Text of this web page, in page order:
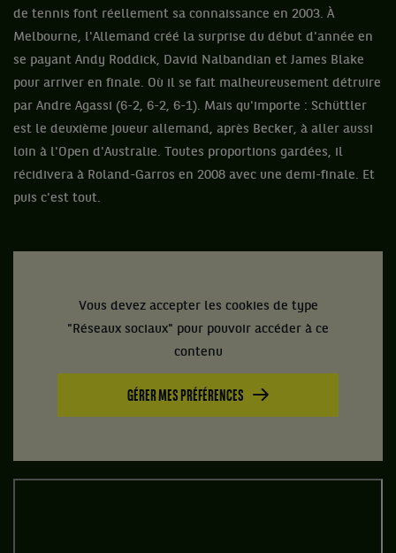
de tennis font réellement sa connaissance en 2003. À
Melbourne, l'Allemand créé la surprise du début d'année en
se payant Andy Roddick, David Nalbandian et James Blake
pour arriver en finale. Où il se fait malheureusement détruire
par Andre Agassi (6-2, 6-2, 6-1). Mais qu'importe : Schüttler
est le deuxième joueur allemand, après Becker, à aller aussi
loin à l'Open d'Australie. Toutes proportions gardées, il
récidivera à Roland-Garros en 2008 avec une demi-finale. Et
puis c'est tout.
Vous devez accepter les cookies de type
"Réseaux sociaux" pour pouvoir accéder à ce
contenu
GÉRER MES PRÉFÉRENCES